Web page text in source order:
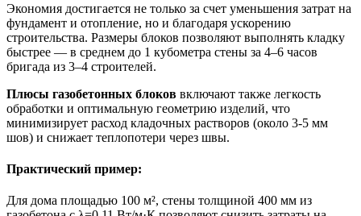
Экономия достигается не только за счет уменьшения затрат на
фундамент и отопление, но и благодаря ускорению
строительства. Размеры блоков позволяют выполнять кладку
быстрее — в среднем до 1 кубометра стены за 4–6 часов
бригада из 3–4 строителей.
Плюсы газобетонных блоков включают также легкость
обработки и оптимальную геометрию изделий, что
минимизирует расход кладочных растворов (около 3-5 мм
шов) и снижает теплопотери через швы.
Практический пример:
Для дома площадью 100 м², стены толщиной 400 мм из